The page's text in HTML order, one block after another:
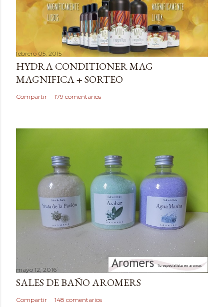
a
r
u
n
c
o
febrero 05, 2015
HYDRA CONDITIONER MAG
MAGNIFICA + SORTEO
Compartir 179 comentarios
mayo 12, 2016
SALES DE BAÑO AROMERS
Compartir 148 comentarios